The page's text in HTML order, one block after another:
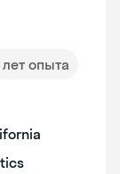
лет опыта